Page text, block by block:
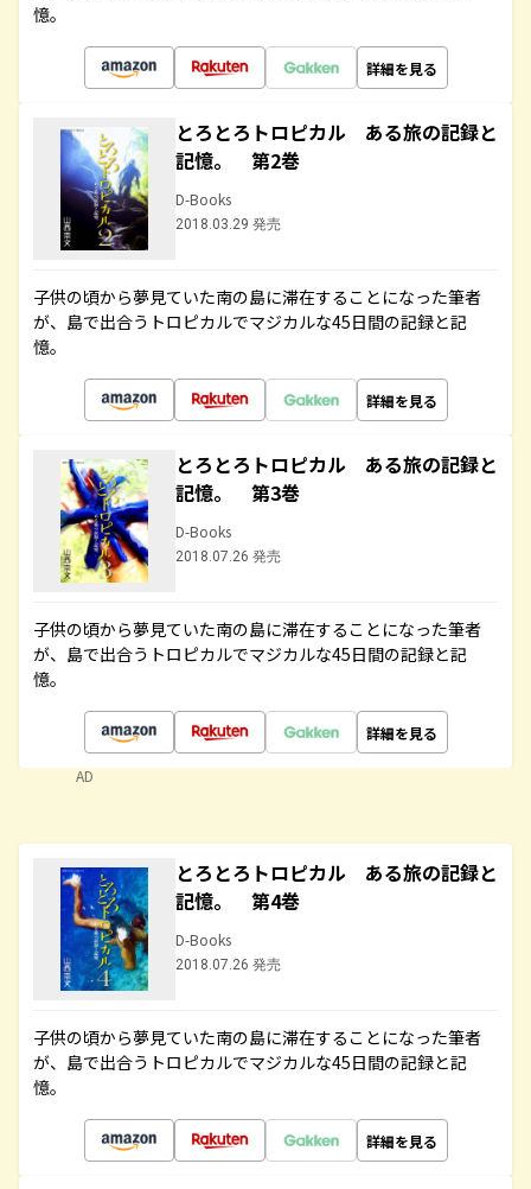
憶。
詳細を見る
とろとろトロピカル ある旅の記録と
記憶。 第2巻
D-Books
2018.03.29 発売
子供の頃から夢見ていた南の島に滞在することになった筆者
が、島で出合うトロピカルでマジカルな45日間の記録と記
憶。
詳細を見る
とろとろトロピカル ある旅の記録と
記憶。 第3巻
D-Books
2018.07.26 発売
子供の頃から夢見ていた南の島に滞在することになった筆者
が、島で出合うトロピカルでマジカルな45日間の記録と記
憶。
詳細を見る
AD
とろとろトロピカル ある旅の記録と
記憶。 第4巻
D-Books
2018.07.26 発売
子供の頃から夢見ていた南の島に滞在することになった筆者
が、島で出合うトロピカルでマジカルな45日間の記録と記
憶。
詳細を見る